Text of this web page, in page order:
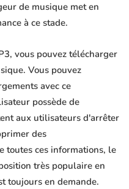
de musique met en
à ce stade.
vous pouvez télécharger
Vous pouvez
avec ce
possède de
aux utilisateurs d'arrêter
des
toutes ces informations, le
très populaire en
toujours en demande.